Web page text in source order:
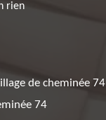
rien
de cheminée 74
74